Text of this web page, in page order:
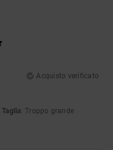
Acquisto verificato
Taglia: Troppo grande